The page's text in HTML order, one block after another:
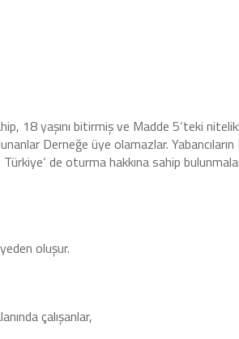
18 yaşını bitirmiş ve Madde 5‘teki
Derneğe üye olamazlar.
de oturma hakkına sahip
oluşur.
çalışanlar,